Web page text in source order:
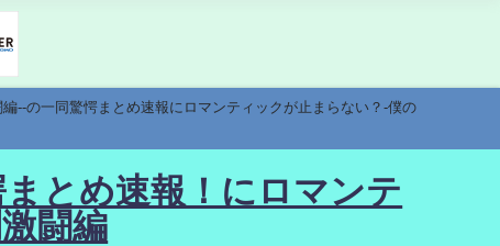
--の一同驚愕まとめ速報にロマンティックが止まらない？-僕の
とめ速報！にロマンテ
闘編